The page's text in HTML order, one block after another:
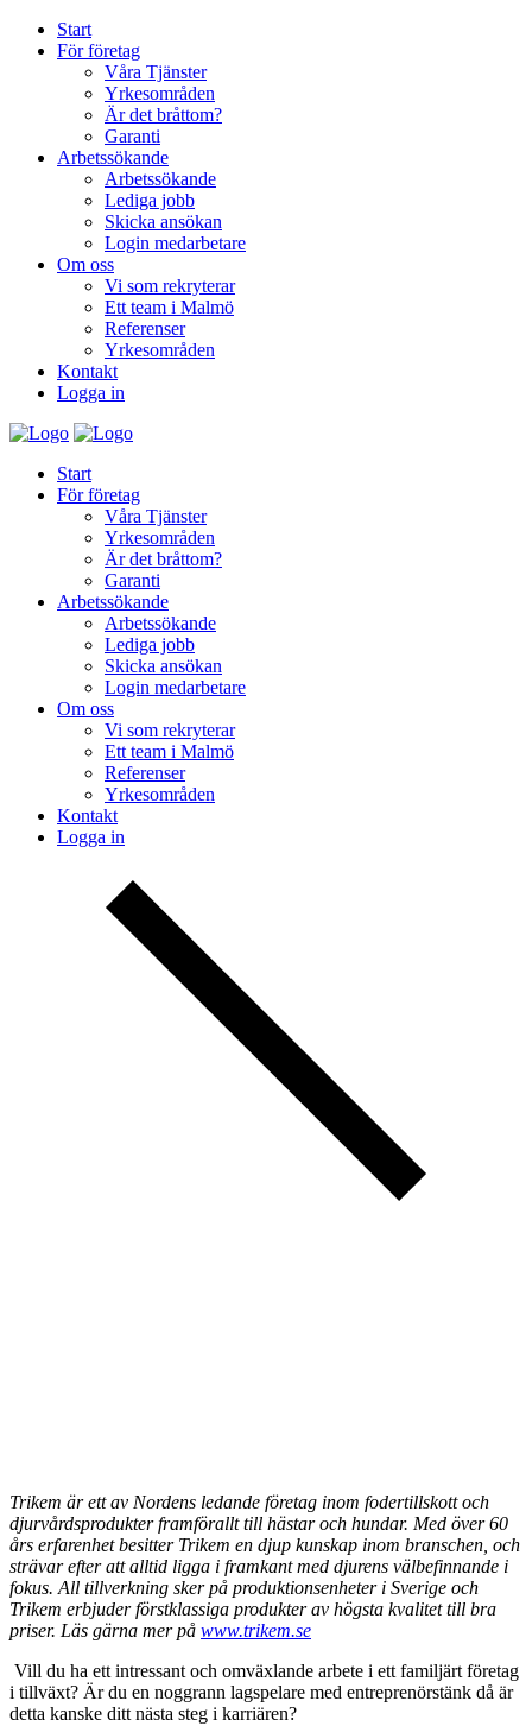
Start
För företag
Våra Tjänster
Yrkesområden
Är det bråttom?
Garanti
Arbetssökande
Arbetssökande
Lediga jobb
Skicka ansökan
Login medarbetare
Om oss
Vi som rekryterar
Ett team i Malmö
Referenser
Yrkesområden
Kontakt
Logga in
Start
För företag
Våra Tjänster
Yrkesområden
Är det bråttom?
Garanti
Arbetssökande
Arbetssökande
Lediga jobb
Skicka ansökan
Login medarbetare
Om oss
Vi som rekryterar
Ett team i Malmö
Referenser
Yrkesområden
Kontakt
Logga in
Trikem är ett av Nordens ledande företag inom fodertillskott och
djurvårdsprodukter framförallt till hästar och hundar. Med över 60
års erfarenhet besitter Trikem en djup kunskap inom branschen, och
strävar efter att alltid ligga i framkant med djurens välbefinnande i
fokus. All tillverkning sker på produktionsenheter i Sverige och
Trikem erbjuder förstklassiga produkter av högsta kvalitet till bra
priser. Läs gärna mer på www.trikem.se
Vill du ha ett intressant och omväxlande arbete i ett familjärt företag
i tillväxt? Är du en noggrann lagspelare med entreprenörstänk då är
detta kanske ditt nästa steg i karriären?